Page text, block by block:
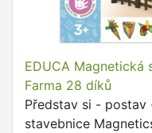
EDUCA Magnetická
Farma 28 díků
Představ si - postav
stavebnice